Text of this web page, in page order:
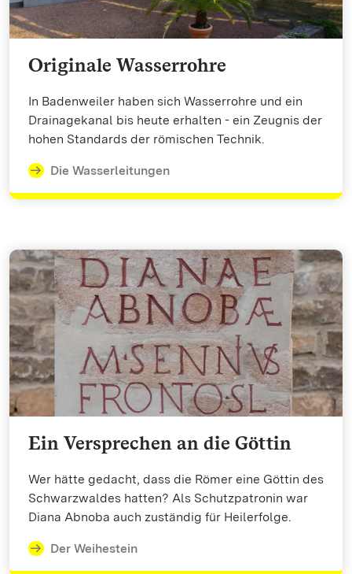
Originale Wasserrohre
In Badenweiler haben sich Wasserrohre und ein
Drainagekanal bis heute erhalten - ein Zeugnis der
hohen Standards der römischen Technik.
Die Wasserleitungen
Ein Versprechen an die Göttin
Wer hätte gedacht, dass die Römer eine Göttin des
Schwarzwaldes hatten? Als Schutzpatronin war
Diana Abnoba auch zuständig für Heilerfolge.
Der Weihestein